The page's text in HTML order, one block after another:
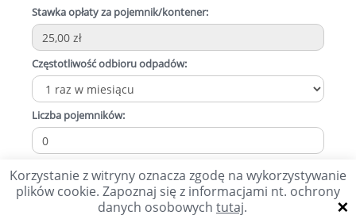
Stawka opłaty za pojemnik/kontener:
Częstotliwość odbioru odpadów:
Liczba pojemników:
Korzystanie z witryny oznacza zgodę na wykorzystywanie
plików cookie. Zapoznaj się z informacjami nt. ochrony
danych osobowych tutaj. ×